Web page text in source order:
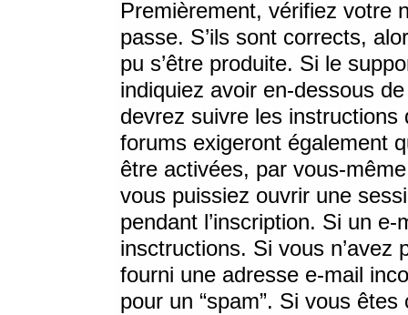
Premièrement, vérifiez votre
passe. S’ils sont corrects,
pu s’être produite. Si le
indiquiez avoir en-dessous
devrez suivre les
forums exigeront également
être activées, par vous-
vous puissiez ouvrir une
pendant l’inscription. Si un
insctructions. Si vous n’avez
fourni une adresse e-mail
pour un “spam”. Si vous